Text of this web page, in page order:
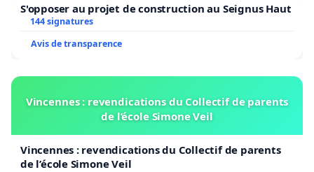
S'opposer au projet de construction au Seignus Haut
144 signatures
Avis de transparence
Vincennes : revendications du Collectif de parents
de l’école Simone Veil
Vincennes : revendications du Collectif de parents
de l’école Simone Veil